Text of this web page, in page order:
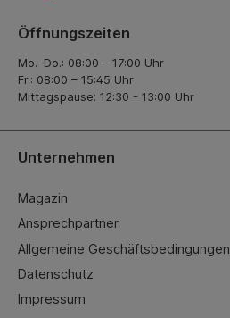
Öffnungszeiten
Mo.–Do.: 08:00 – 17:00 Uhr
Fr.: 08:00 – 15:45 Uhr
Mittagspause: 12:30 - 13:00 Uhr
Unternehmen
Magazin
Ansprechpartner
Allgemeine Geschäftsbedingungen
Datenschutz
Impressum